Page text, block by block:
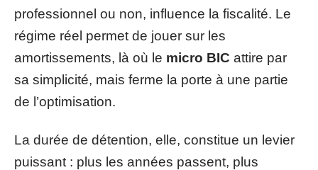
professionnel ou non, influence la fiscalité. Le
régime réel permet de jouer sur les
amortissements, là où le micro BIC attire par
sa simplicité, mais ferme la porte à une partie
de l’optimisation.
La durée de détention, elle, constitue un levier
puissant : plus les années passent, plus